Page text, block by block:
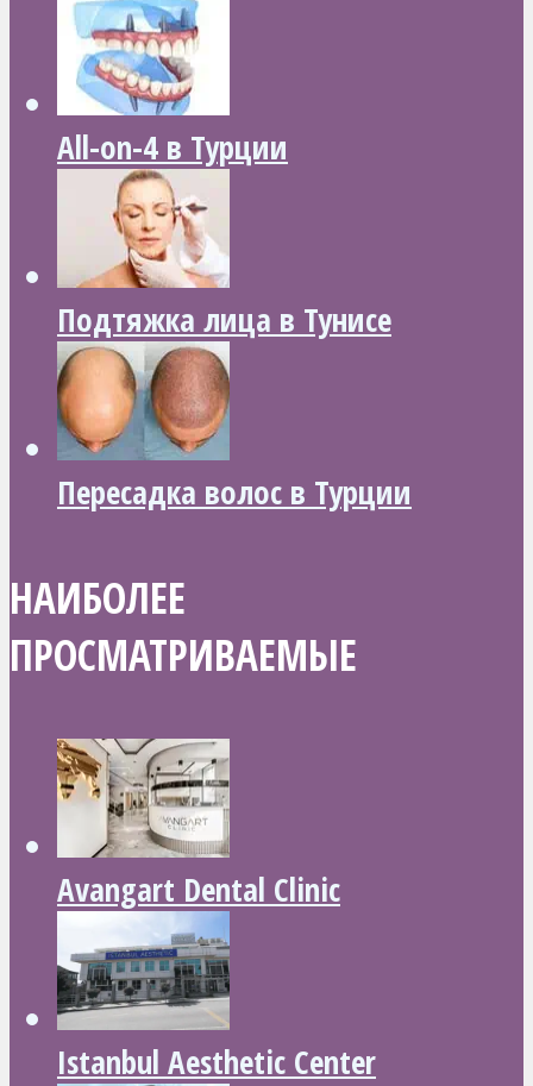
All-on-4 в Турции
Подтяжка лица в Тунисе
Пересадка волос в Турции
НАИБОЛЕЕ
ПРОСМАТРИВАЕМЫЕ
Avangart Dental Clinic
Istanbul Aesthetic Center